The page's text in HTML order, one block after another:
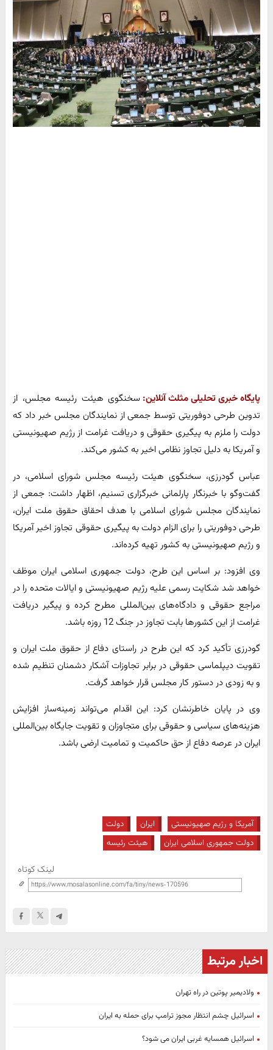
پایگاه خبری تحلیلی مثلث آنلاین: سخنگوی هیئت رئیسه مجلس، از
تدوین طرحی دوفوریتی توسط جمعی از نمایندگان مجلس خبر داد که
دولت را ملزم به پیگیری حقوقی و دریافت غرامت از رژیم صهیونیستی
و آمریکا به دلیل تجاوز نظامی اخیر به کشور می‌کند.
عباس گودرزی، سخنگوی هیئت رئیسه مجلس شورای اسلامی، در
گفت‌وگو با خبرنگار پارلمانی خبرگزاری تسنیم، اظهار داشت: جمعی از
نمایندگان مجلس شورای اسلامی با هدف احقاق حقوق ملت ایران،
طرحی دوفوریتی را برای الزام دولت به پیگیری حقوقی تجاوز اخیر آمریکا
و رژیم صهیونیستی به کشور تهیه کرده‌اند.
وی افزود: بر اساس این طرح، دولت جمهوری اسلامی ایران موظف
خواهد شد شکایت رسمی علیه رژیم صهیونیستی و ایالات متحده را در
مراجع حقوقی و دادگاه‌های بین‌المللی مطرح کرده و پیگیر دریافت
غرامت از این کشورها بابت تجاوز در جنگ 12 روزه باشد.
گودرزی تأکید کرد که این طرح در راستای دفاع از حقوق ملت ایران و
تقویت دیپلماسی حقوقی در برابر تجاوزات آشکار دشمنان تنظیم شده
و به زودی در دستور کار مجلس قرار خواهد گرفت.
وی در پایان خاطرنشان کرد: این اقدام می‌تواند زمینه‌ساز افزایش
هزینه‌های سیاسی و حقوقی برای متجاوزان و تقویت جایگاه بین‌المللی
ایران در عرصه دفاع از حق حاکمیت و تمامیت ارضی باشد.
آمریکا و رژیم صهیونیستی ایران
دولت
دولت جمهوری اسلامی ایران
هیئت رئیسه
لینک کوتاه
اخبار مرتبط
ولادیمیر پوتین در راه تهران
اسرائیل چشم انتظار مجوز ترامپ برای حمله به ایران
اسرائیل همسایه غربی ایران می شود؟